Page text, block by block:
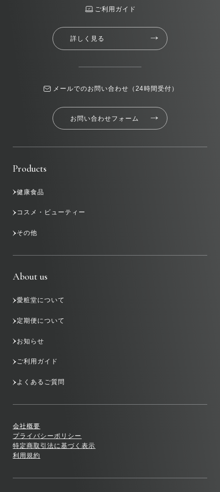
ご利用ガイド
詳しく見る
メールでのお問い合わせ（24時間受付）
お問い合わせフォーム
Products
健康食品
コスメ・ビューティー
その他
About us
愛粧堂について
定期便について
お知らせ
ご利用ガイド
よくあるご質問
会社概要
プライバシーポリシー
特定商取引法に基づく表示
利用規約